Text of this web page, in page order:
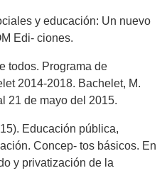
y educación: Un nuevo
Edi- ciones.
todos. Programa de
2014-2018. Bachelet, M.
21 de mayo del 2015.
Educación pública,
Concep- tos básicos. En
y privatización de la